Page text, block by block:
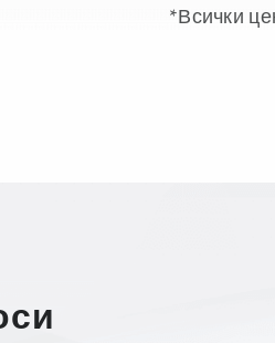
*Всички